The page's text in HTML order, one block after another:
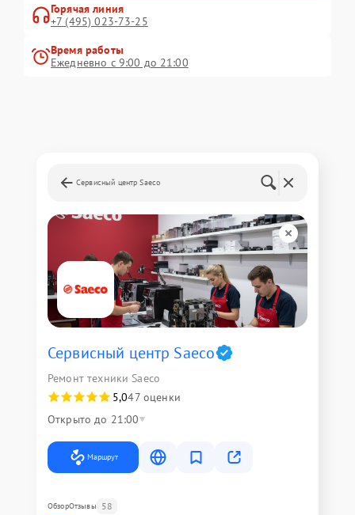
Горячая линия
+7 (495) 023-73-25
Время работы
Ежедневно с 9:00 до 21:00
Сервисный центр Saeco
Сервисный центр Saeco
Ремонт техники Saeco
5,047 оценки
Открыто до 21:00
Маршрут
ОбзорОтзывы 58